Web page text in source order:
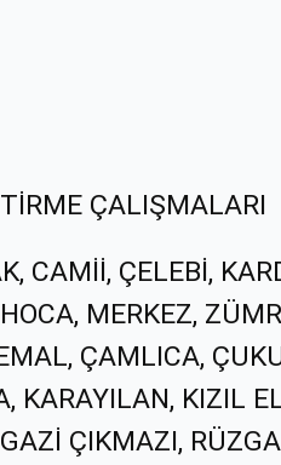
ÇALIŞMALARI
CAMİİ, ÇELEBİ,
MERKEZ,
ÇAMLICA,
KARAYILAN, KIZIL
ÇIKMAZI,